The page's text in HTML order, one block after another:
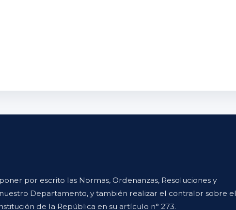
por escrito las Normas, Ordenanzas, Resoluciones y
Departamento, y también realizar el contralor sobre el
de la República en su artículo n° 273.